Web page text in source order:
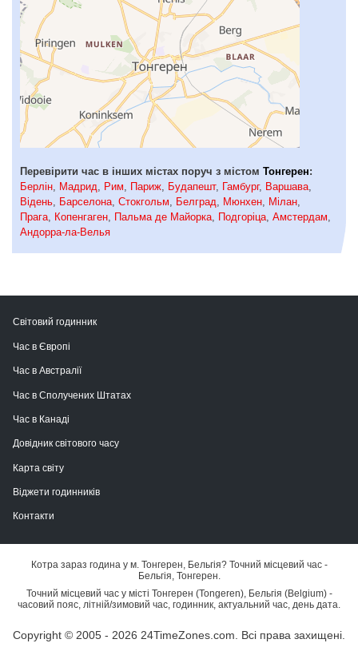
Перевірити час в інших містах поруч з містом Тонгерен:
Берлін
Мадрид Рим Париж Будапешт, Гамбург, Варшава
Відень
Барселона Стокгольм Белград Мюнхен Мілан
Прага
Копенгаген Пальма де Майорка Подгоріца Амстердам
Андорра-ла-Велья
Світовий годинник
Час в Європі
Час в Австралії
Час в Сполучених Штатах
Час в Канаді
Довідник світового часу
Карта світу
Віджети годинників
Контакти
Котра зараз година у м. Тонгерен, Бельгія? Точний місцевий час -
Бельгія, Тонгерен.
Точний місцевий час у місті Тонгерен (Tongeren), Бельгія (Belgium) -
часовий пояс, літній/зимовий час, годинник, актуальний час, день дата.
Copyright © 2005 - 2026 24TimeZones.com. Всі права захищені.